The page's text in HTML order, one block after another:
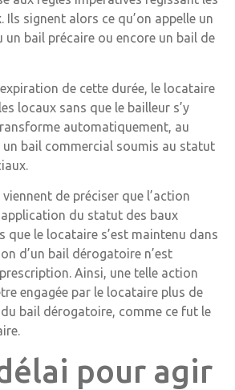
Ils signent alors ce qu’on appelle un
bail précaire ou encore un bail de
de cette durée, le locataire
locaux sans que le bailleur s’y
automatiquement, au
un bail commercial soumis au statut
de préciser que l’action
du statut des baux
que le locataire s’est maintenu dans
d’un bail dérogatoire n’est
Ainsi, une telle action
engagée par le locataire plus de
bail dérogatoire, comme ce fut le
pour agir